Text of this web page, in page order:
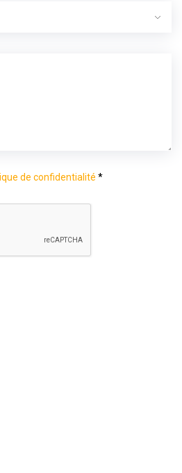
de confidentialité *